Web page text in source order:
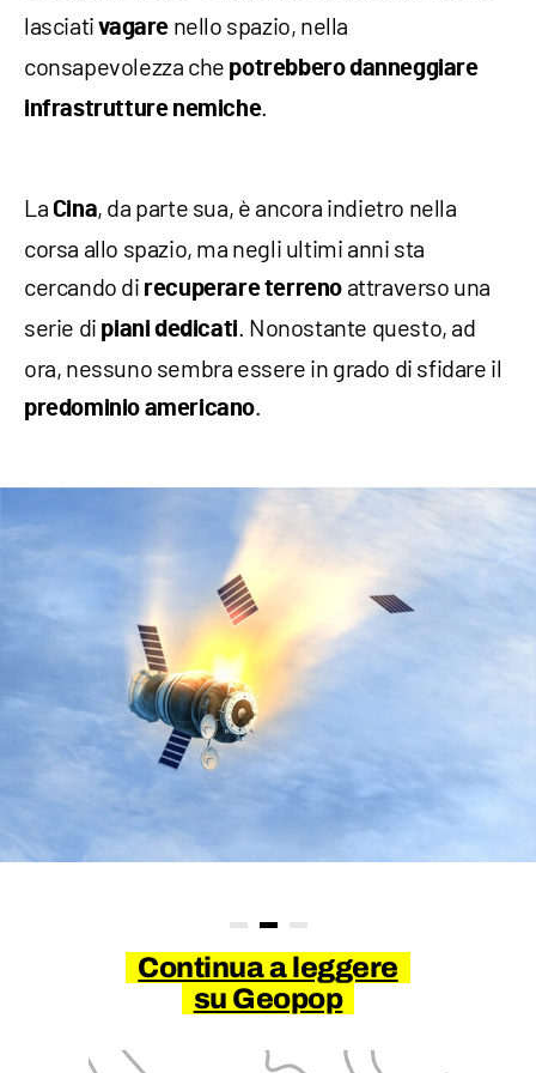
lasciativagare nello spazio, nella
consapevolezza che potrebbero danneggiare
infrastrutture nemiche.
La Cina, da parte sua, è ancora indietro nella
corsa allo spazio, ma negli ultimi anni sta
cercando di recuperare terreno attraverso una
serie di piani dedicati . Nonostante questo, ad
ora, nessuno sembra essere in grado di sfidare il
predominio americano
Continua a leggere
su Geopop